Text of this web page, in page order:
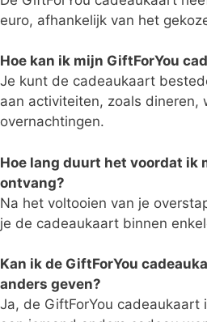
euro, afhankelijk van het
Hoe kan ik mijn GiftForYou
Je kunt de cadeaukaart
aan activiteiten, zoals dineren,
overnachtingen.
Hoe lang duurt het voordat ik
ontvang?
Na het voltooien van je
je de cadeaukaart binnen
Kan ik de GiftForYou
anders geven?
Ja, de GiftForYou cadeaukaart